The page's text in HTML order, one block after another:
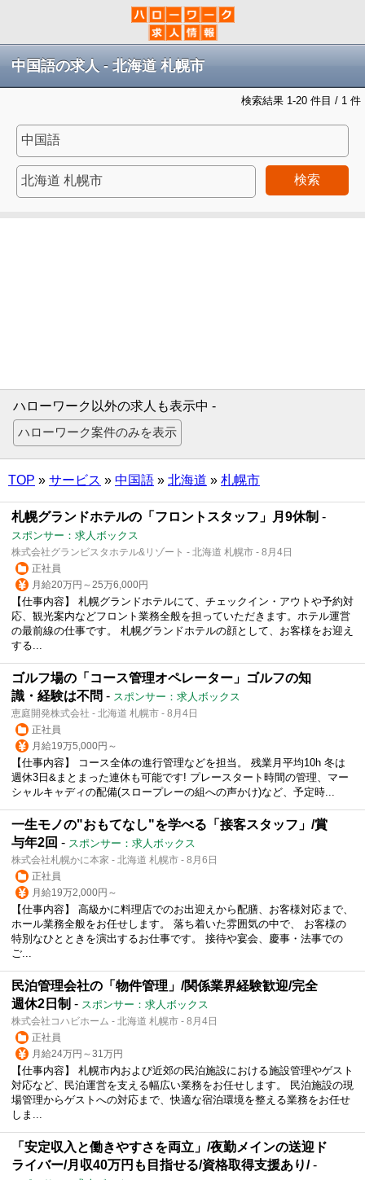
中国語の求人 - 北海道 札幌市
検索結果 1-20 件目 / 1 件
検索
ハローワーク以外の求人も表示中 -
TOP » サービス » 中国語 » 北海道 » 札幌市
札幌グランドホテルの「フロントスタッフ」月9休制 -
スポンサー：求人ボックス
株式会社グランビスタホテル&リゾート - 北海道 札幌市 - 8月4日
正社員
月給20万円～25万6,000円
【仕事内容】 札幌グランドホテルにて、チェックイン・アウトや予約対
応、観光案内などフロント業務全般を担っていただきます。ホテル運営
の最前線の仕事です。 札幌グランドホテルの顔として、お客様をお迎え
する...
ゴルフ場の「コース管理オペレーター」ゴルフの知
識・経験は不問 - スポンサー：求人ボックス
恵庭開発株式会社 - 北海道 札幌市 - 8月4日
正社員
月給19万5,000円～
【仕事内容】 コース全体の進行管理などを担当。 残業月平均10h 冬は
週休3日&まとまった連休も可能です! プレースタート時間の管理、マー
シャルキャディの配備(スロープレーの組への声かけ)など、予定時...
一生モノの"おもてなし"を学べる「接客スタッフ」/賞
与年2回 - スポンサー：求人ボックス
株式会社札幌かに本家 - 北海道 札幌市 - 8月6日
正社員
月給19万2,000円～
【仕事内容】 高級かに料理店でのお出迎えから配膳、お客様対応まで、
ホール業務全般をお任せします。 落ち着いた雰囲気の中で、 お客様の
特別なひとときを演出するお仕事です。 接待や宴会、慶事・法事での
ご...
民泊管理会社の「物件管理」/関係業界経験歓迎/完全
週休2日制 - スポンサー：求人ボックス
株式会社コハビホーム - 北海道 札幌市 - 8月4日
正社員
月給24万円～31万円
【仕事内容】 札幌市内および近郊の民泊施設における施設管理やゲスト
対応など、民泊運営を支える幅広い業務をお任せします。 民泊施設の現
場管理からゲストへの対応まで、快適な宿泊環境を整える業務をお任せ
しま...
「安定収入と働きやすさを両立」/夜勤メインの送迎ド
ライバー/月収40万円も目指せる/資格取得支援あり/-